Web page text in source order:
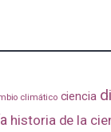
climático ciencia
historia de la